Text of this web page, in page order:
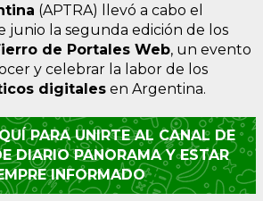
(APTRA) llevó a cabo el
junio la segunda edición de los
de Portales Web, un evento
y celebrar la labor de los
digitales en Argentina.
PARA UNIRTE AL CANAL DE
DIARIO PANORAMA Y ESTAR
INFORMADO